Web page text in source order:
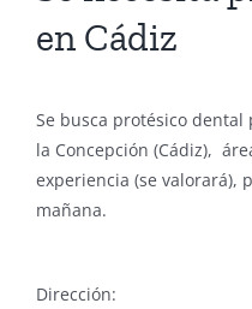
en Cádiz
Se busca protésico
la Concepción (Cádiz),
experiencia (se valorará),
mañana.
Dirección: